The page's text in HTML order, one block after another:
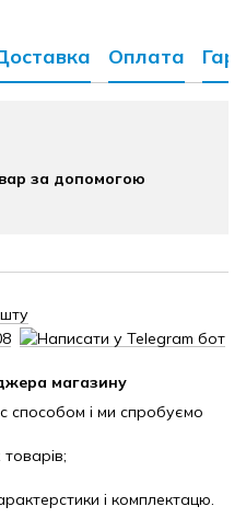
Оплата
за допомогою
магазину
способом і ми спробуємо
і комплектацю.